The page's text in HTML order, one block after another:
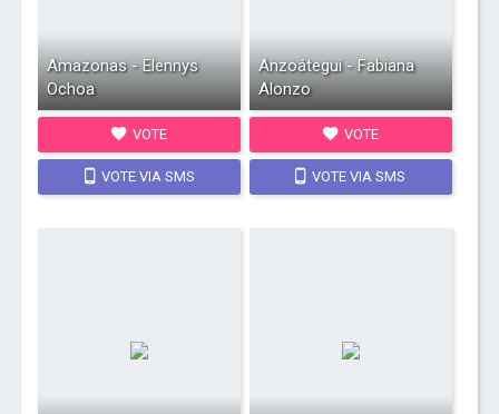
Amazonas - Elennys
Ochoa
VOTE
VOTE VIA SMS
Anzoátegui - Fabiana
Alonzo
VOTE
VOTE VIA SMS